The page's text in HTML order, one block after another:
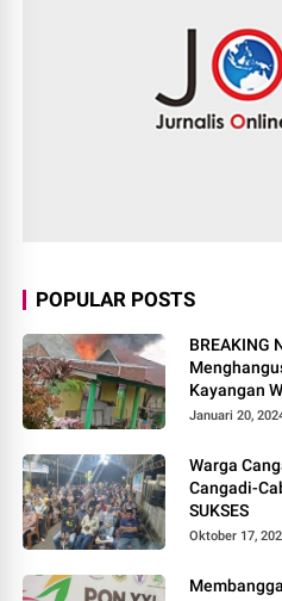
POPULAR POSTS
BREAKING
Kayangan
Januari 20,
Warga
Cangadi-
SUKSES
Oktober 17,